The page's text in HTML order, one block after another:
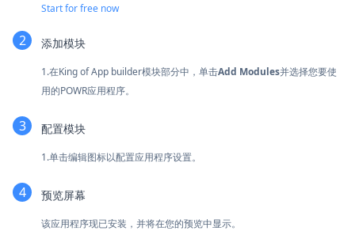
Start for free now
添加模块
1.在King of App builder模块部分中，单击Add Modules并选择您要使
用的POWR应用程序。
配置模块
1.单击编辑图标以配置应用程序设置。
预览屏幕
该应用程序现已安装，并将在您的预览中显示。